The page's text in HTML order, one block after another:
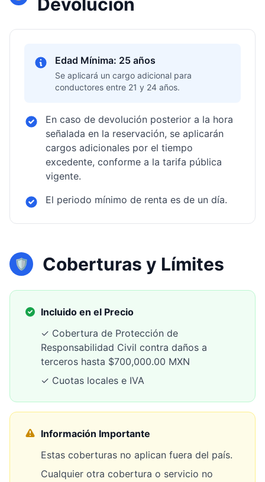
Edad Mínima: 25 años
Se aplicará un cargo adicional para
conductores entre 21 y 24 años.
En caso de devolución posterior a la hora
señalada en la reservación, se aplicarán
cargos adicionales por el tiempo
excedente, conforme a la tarifa pública
vigente.
El periodo mínimo de renta es de un día.
🛡️ Coberturas y Límites
Incluido en el Precio
✓ Cobertura de Protección de
Responsabilidad Civil contra daños a
terceros hasta $700,000.00 MXN
✓ Cuotas locales e IVA
Información Importante
Estas coberturas no aplican fuera del país.
Cualquier otra cobertura o servicio no